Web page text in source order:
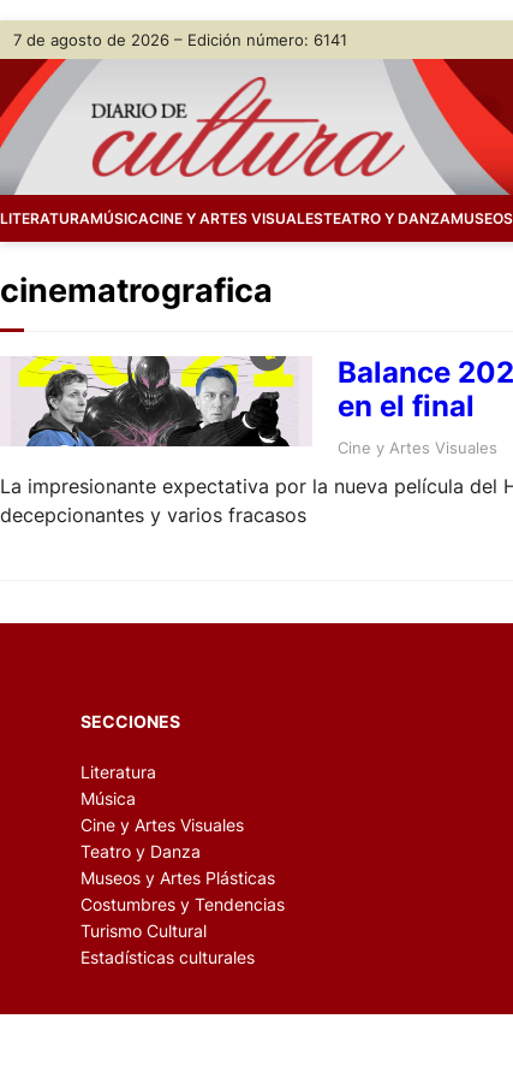
Skip
content
7 de agosto de 2026 – Edición número: 6141
LITERATURAMÚSICACINE Y ARTES VISUALESTEATRO Y DANZA
cinematrografica
Balance
en el final
Cine y Artes Visuales
La impresionante expectativa por la nueva película del
decepcionantes y varios fracasos
SECCIONES
Literatura
Música
Cine y Artes Visuales
Teatro y Danza
Museos y Artes Plásticas
Costumbres y Tendencias
Turismo Cultural
Estadísticas culturales